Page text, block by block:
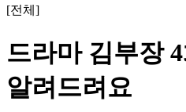
[전체 ]
드라마 김부장
알려드려요